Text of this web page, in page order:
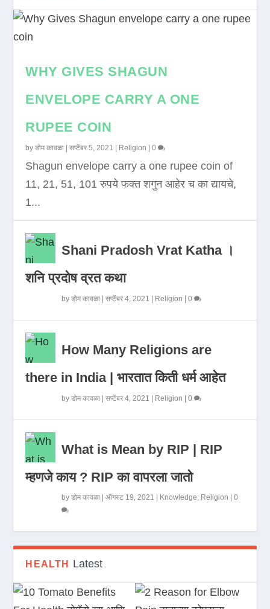
WHY GIVES SHAGUN
ENVELOPE CARRY A ONE
RUPEE COIN
byडोम कावळा |सप्टेंबर 5, 2021 Religion |0
Shagun envelope carry a one rupee coin of
11, 21, 51, 101 रुपये फक्त शगुन आहेर च का द्यायचे,
1...
Shani Pradosh Vrat Katha ।
शनि प्रदोष व्रत कथा
byडोम कावळा |सप्टेंबर 4, 2021 Religion |0
How Many Religions are
there in India | भारतात किती धर्म आहेत
byडोम कावळा |सप्टेंबर 4, 2021 Religion |0
What is Mean by RIP | RIP
म्हणजे काय ? RIP का वापरला जातो
byडोम कावळा |ऑगस्ट 19, 2021 Knowledge, Religion |0
HEALTH Latest